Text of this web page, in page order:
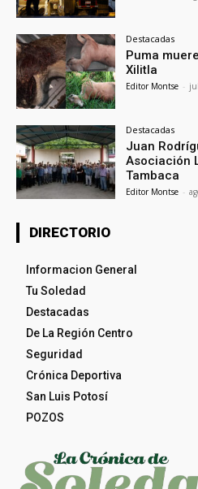
Destacadas
Puma
Xilitla
Editor Montse -
Destacadas
Juan
Asociación
Tambaca
Editor Montse -
DIRECTORIO
Informacion General
Tu Soledad
Destacadas
De La Región Centro
Seguridad
Crónica Deportiva
San Luis Potosí
POZOS